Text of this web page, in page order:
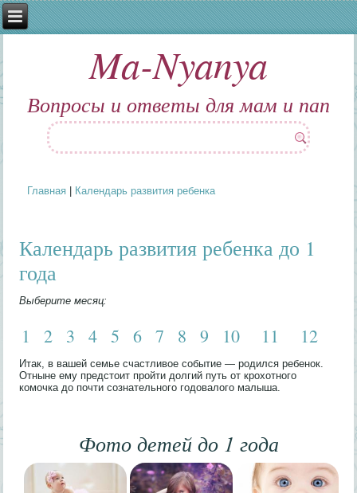
Ma-Nyanya
Вопросы и ответы для мам и пап
Вы здесь
Главная| Календарь развития ребенка
Календарь развития ребенка до 1
года
Выберите месяц:
1 2 3 4 5 6 7 8 9 10 11 12
Итак, в вашей семье счастливое событие — родился ребенок.
Отныне ему предстоит пройти долгий путь от крохотного
комочка до почти сознательного годовалого малыша.
Фото детей до 1 года